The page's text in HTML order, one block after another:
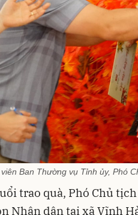
Ban Thường vụ Tỉnh ủy, Phó
trao quà, Phó Chủ
Nhân dân tại xã Vĩnh